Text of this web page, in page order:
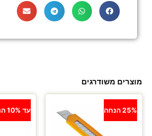
מוצרים משודרגים
25% הנחה עד 10% הנחה